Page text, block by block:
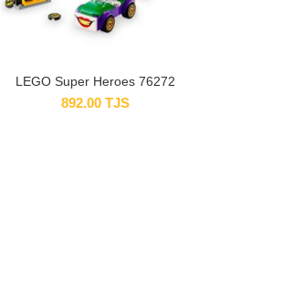
LEGO Super Heroes 76272
892.00TJS